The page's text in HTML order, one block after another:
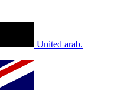
United arab.